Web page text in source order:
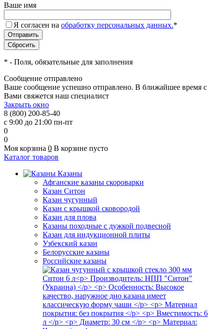
Ваше имя
Я согласен на обработку персональных данных.*
* - Поля, обязательные для заполнения
Сообщение отправлено
Ваше сообщение успешно отправлено. В ближайшее время с
Вами свяжется наш специалист
Закрыть окно
8 (800) 200-85-40
с 9:00 до 21:00 пн-пт
0
0
Моя корзина 0 В корзине пусто
Каталог товаров
Казаны
Афганские казаны скороварки
Казан Ситон
Казан чугунный
Казан с крышкой сковородой
Казан для плова
Казаны походные с дужкой подвесной
Казан для индукционной плиты
Узбекский казан
Белорусские казаны
Российские казаны